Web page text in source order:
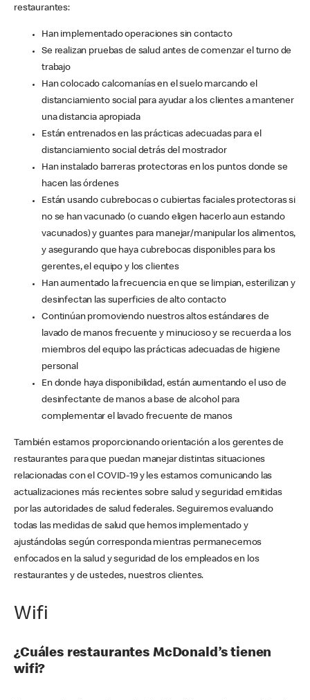
restaurantes:
Han implementado operaciones sin contacto
Se realizan pruebas de salud antes de comenzar el turno de
trabajo
Han colocado calcomanías en el suelo marcando el
distanciamiento social para ayudar a los clientes a mantener
una distancia apropiada
Están entrenados en las prácticas adecuadas para el
distanciamiento social detrás del mostrador
Han instalado barreras protectoras en los puntos donde se
hacen las órdenes
Están usando cubrebocas o cubiertas faciales protectoras si
no se han vacunado (o cuando eligen hacerlo aun estando
vacunados) y guantes para manejar/manipular los alimentos,
y asegurando que haya cubrebocas disponibles para los
gerentes, el equipo y los clientes
Han aumentado la frecuencia en que se limpian, esterilizan y
desinfectan las superficies de alto contacto
Continúan promoviendo nuestros altos estándares de
lavado de manos frecuente y minucioso y se recuerda a los
miembros del equipo las prácticas adecuadas de higiene
personal
En donde haya disponibilidad, están aumentando el uso de
desinfectante de manos a base de alcohol para
complementar el lavado frecuente de manos
También estamos proporcionando orientación a los gerentes de
restaurantes para que puedan manejar distintas situaciones
relacionadas con el COVID-19 y les estamos comunicando las
actualizaciones más recientes sobre salud y seguridad emitidas
por las autoridades de salud federales. Seguiremos evaluando
todas las medidas de salud que hemos implementado y
ajustándolas según corresponda mientras permanecemos
enfocados en la salud y seguridad de los empleados en los
restaurantes y de ustedes, nuestros clientes.
Wifi
¿Cuáles restaurantes McDonald’s tienen
wifi?